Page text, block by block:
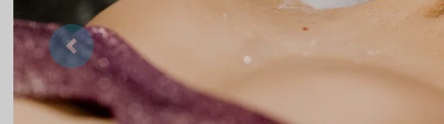
Précedent